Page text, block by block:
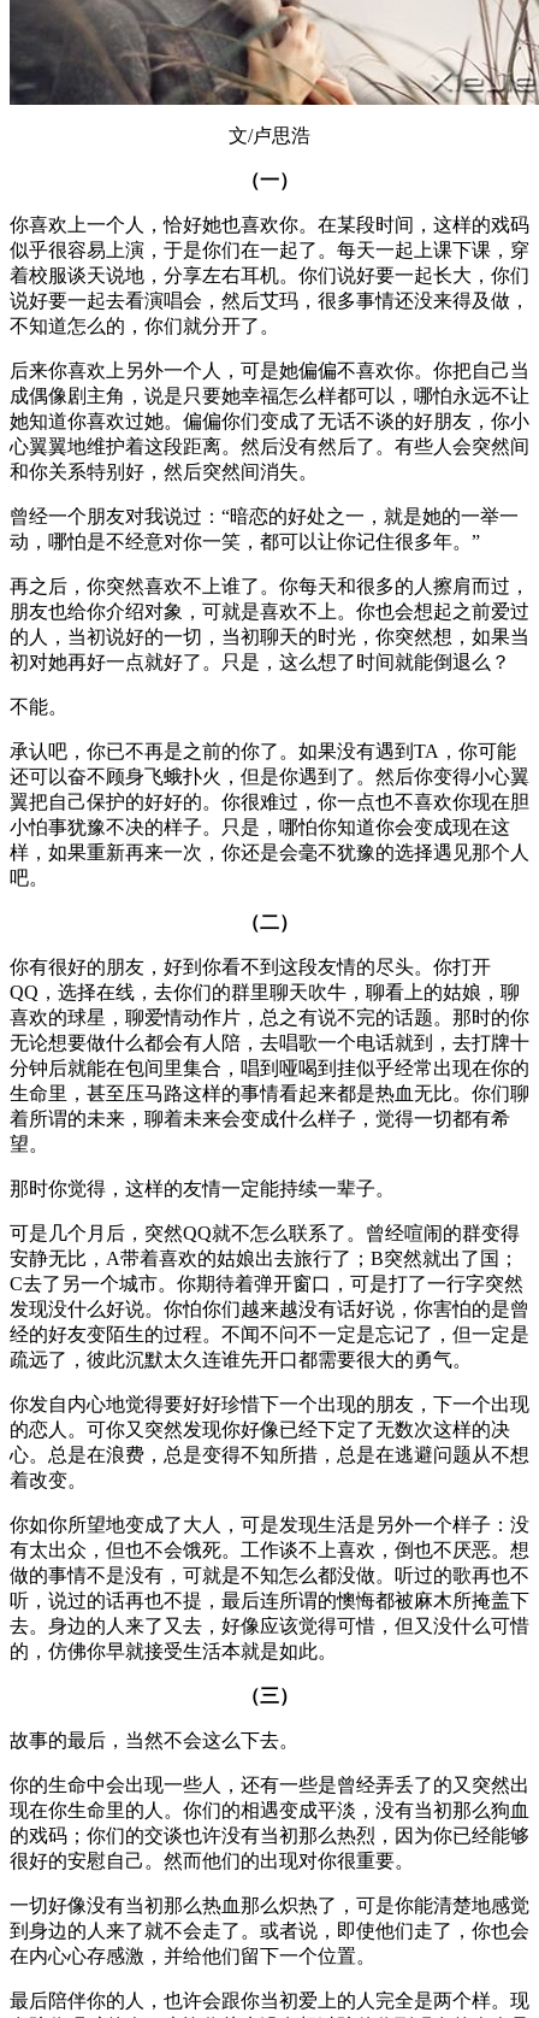
文/卢思浩
（一）
你喜欢上一个人，恰好她也喜欢你。在某段时间，这样的戏码
似乎很容易上演，于是你们在一起了。每天一起上课下课，穿
着校服谈天说地，分享左右耳机。你们说好要一起长大，你们
说好要一起去看演唱会，然后艾玛，很多事情还没来得及做，
不知道怎么的，你们就分开了。
后来你喜欢上另外一个人，可是她偏偏不喜欢你。你把自己当
成偶像剧主角，说是只要她幸福怎么样都可以，哪怕永远不让
她知道你喜欢过她。偏偏你们变成了无话不谈的好朋友，你小
心翼翼地维护着这段距离。然后没有然后了。有些人会突然间
和你关系特别好，然后突然间消失。
曾经一个朋友对我说过：“暗恋的好处之一，就是她的一举一
动，哪怕是不经意对你一笑，都可以让你记住很多年。”
再之后，你突然喜欢不上谁了。你每天和很多的人擦肩而过，
朋友也给你介绍对象，可就是喜欢不上。你也会想起之前爱过
的人，当初说好的一切，当初聊天的时光，你突然想，如果当
初对她再好一点就好了。只是，这么想了时间就能倒退么？
不能。
承认吧，你已不再是之前的你了。如果没有遇到TA，你可能
还可以奋不顾身飞蛾扑火，但是你遇到了。然后你变得小心翼
翼把自己保护的好好的。你很难过，你一点也不喜欢你现在胆
小怕事犹豫不决的样子。只是，哪怕你知道你会变成现在这
样，如果重新再来一次，你还是会毫不犹豫的选择遇见那个人
吧。
（二）
你有很好的朋友，好到你看不到这段友情的尽头。你打开
QQ，选择在线，去你们的群里聊天吹牛，聊看上的姑娘，聊
喜欢的球星，聊爱情动作片，总之有说不完的话题。那时的你
无论想要做什么都会有人陪，去唱歌一个电话就到，去打牌十
分钟后就能在包间里集合，唱到哑喝到挂似乎经常出现在你的
生命里，甚至压马路这样的事情看起来都是热血无比。你们聊
着所谓的未来，聊着未来会变成什么样子，觉得一切都有希
望。
那时你觉得，这样的友情一定能持续一辈子。
可是几个月后，突然QQ就不怎么联系了。曾经喧闹的群变得
安静无比，A带着喜欢的姑娘出去旅行了；B突然就出了国；
C去了另一个城市。你期待着弹开窗口，可是打了一行字突然
发现没什么好说。你怕你们越来越没有话好说，你害怕的是曾
经的好友变陌生的过程。不闻不问不一定是忘记了，但一定是
疏远了，彼此沉默太久连谁先开口都需要很大的勇气。
你发自内心地觉得要好好珍惜下一个出现的朋友，下一个出现
的恋人。可你又突然发现你好像已经下定了无数次这样的决
心。总是在浪费，总是变得不知所措，总是在逃避问题从不想
着改变。
你如你所望地变成了大人，可是发现生活是另外一个样子：没
有太出众，但也不会饿死。工作谈不上喜欢，倒也不厌恶。想
做的事情不是没有，可就是不知怎么都没做。听过的歌再也不
听，说过的话再也不提，最后连所谓的懊悔都被麻木所掩盖下
去。身边的人来了又去，好像应该觉得可惜，但又没什么可惜
的，仿佛你早就接受生活本就是如此。
（三）
故事的最后，当然不会这么下去。
你的生命中会出现一些人，还有一些是曾经弄丢了的又突然出
现在你生命里的人。你们的相遇变成平淡，没有当初那么狗血
的戏码；你们的交谈也许没有当初那么热烈，因为你已经能够
很好的安慰自己。然而他们的出现对你很重要。
一切好像没有当初那么热血那么炽热了，可是你能清楚地感觉
到身边的人来了就不会走了。或者说，即使他们走了，你也会
在内心心存感激，并给他们留下一个位置。
最后陪伴你的人，也许会跟你当初爱上的人完全是两个样。现